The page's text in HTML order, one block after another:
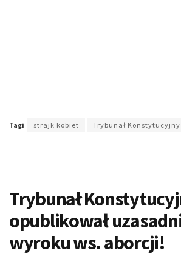
Tagi strajk kobiet Trybunał Konstytucyjny
Trybunał
opublikował
wyroku ws. aborcji!